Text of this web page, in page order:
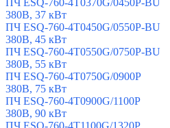
ПЧ ESQ-760-4T0370G/0450P-BU
380В, 37 кВт
ПЧ ESQ-760-4T0450G/0550P-BU
380В, 45 кВт
ПЧ ESQ-760-4T0550G/0750P-BU
380В, 55 кВт
ПЧ ESQ-760-4T0750G/0900P
380В, 75 кВт
ПЧ ESQ-760-4T0900G/1100P
380В, 90 кВт